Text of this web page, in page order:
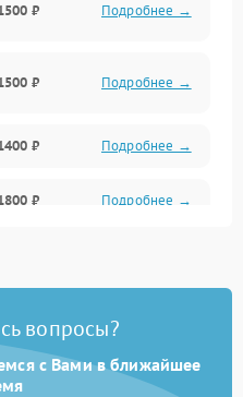
₽ Подробнее →
₽ Подробнее →
₽ Подробнее →
₽ Подробнее →
₽ Подробнее →
вопросы?
с Вами в ближайшее